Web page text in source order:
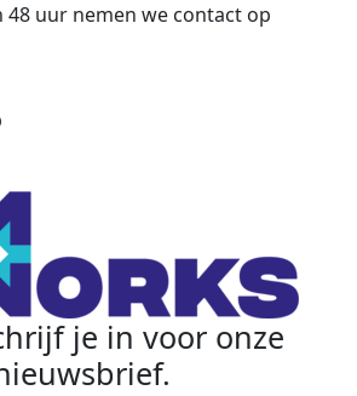
48 uur nemen we contact op
je in voor onze